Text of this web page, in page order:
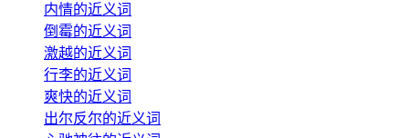
内情的近义词
倒霉的近义词
激越的近义词
行李的近义词
爽快的近义词
出尔反尔的近义词